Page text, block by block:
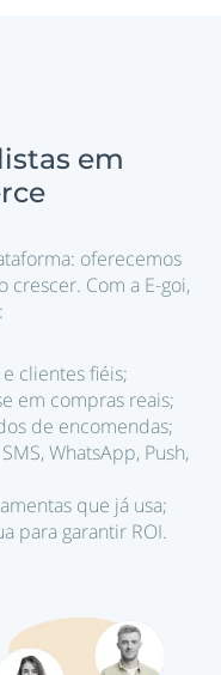
em
oferecemos
Com a E-goi,
clientes fiéis;
em compras reais;
de encomendas;
WhatsApp, Push,
que já usa;
para garantir ROI.